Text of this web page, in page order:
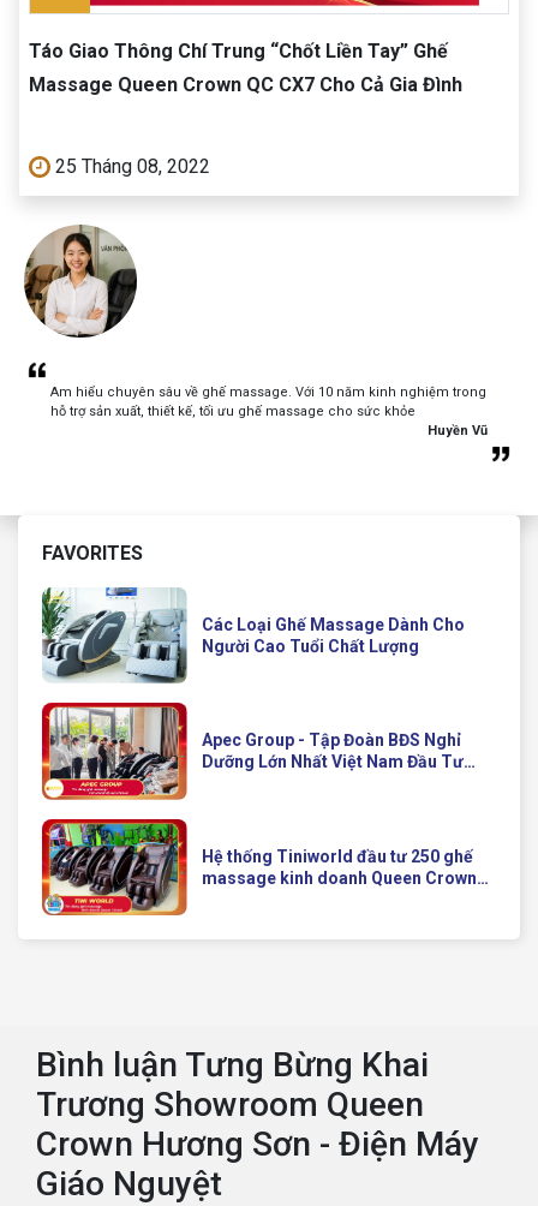
Táo Giao Thông Chí Trung “Chốt Liền Tay” Ghế
Massage Queen Crown QC CX7 Cho Cả Gia Đình
25 Tháng 08, 2022
Am hiểu chuyên sâu về ghế massage. Với 10 năm kinh nghiệm trong
hỗ trợ sản xuất, thiết kế, tối ưu ghế massage cho sức khỏe
Huyền Vũ
FAVORITES
Các Loại Ghế Massage Dành Cho
Người Cao Tuổi Chất Lượng
Apec Group - Tập Đoàn BĐS Nghỉ
Dưỡng Lớn Nhất Việt Nam Đầu Tư
Hệ thống Tiniworld đầu tư 250 ghế
massage kinh doanh Queen Crown
Bình luận Tưng Bừng Khai
Trương Showroom Queen
Crown Hương Sơn - Điện Máy
Giáo Nguyệt